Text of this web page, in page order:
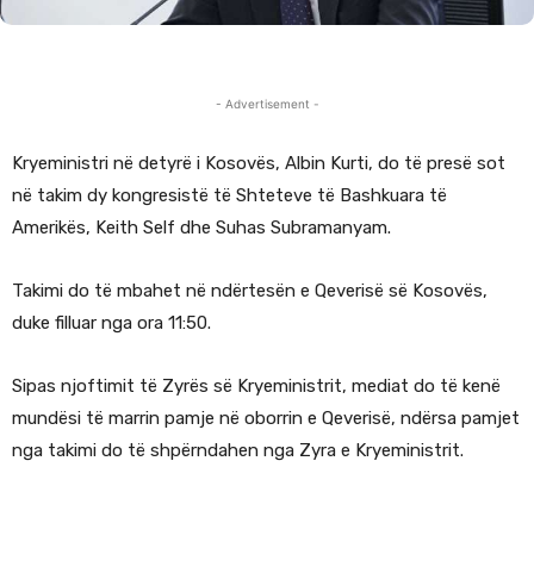
- Advertisement -
Kryeministri në detyrë i Kosovës, Albin Kurti, do të presë sot
në takim dy kongresistë të Shteteve të Bashkuara të
Amerikës, Keith Self dhe Suhas Subramanyam.
Takimi do të mbahet në ndërtesën e Qeverisë së Kosovës,
duke filluar nga ora 11:50.
Sipas njoftimit të Zyrës së Kryeministrit, mediat do të kenë
mundësi të marrin pamje në oborrin e Qeverisë, ndërsa pamjet
nga takimi do të shpërndahen nga Zyra e Kryeministrit.